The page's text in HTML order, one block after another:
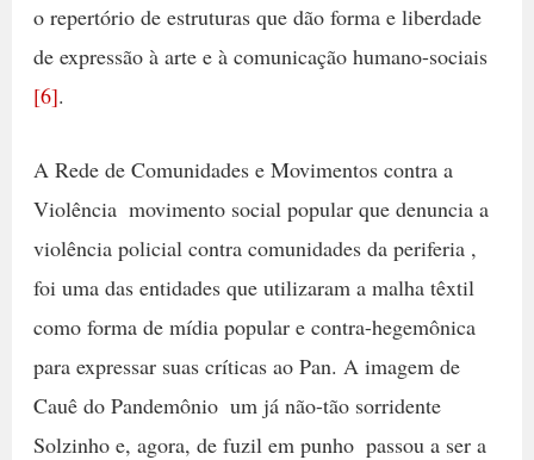
o repertório de estruturas que dão forma e liberdade
de expressão à arte e à comunicação humano-sociais
[6].
A Rede de Comunidades e Movimentos contra a
Violência  movimento social popular que denuncia a
violência policial contra comunidades da periferia ,
foi uma das entidades que utilizaram a malha têxtil
como forma de mídia popular e contra-hegemônica
para expressar suas críticas ao Pan. A imagem de
Cauê do Pandemônio  um já não-tão sorridente
Solzinho e, agora, de fuzil em punho  passou a ser a